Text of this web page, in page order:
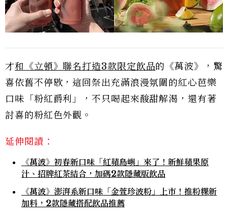
才和《立頓》聯名打造3款限定飲品的《萬波》，驚
喜依舊不停歇，這回祭出充滿浪漫氛圍的紅心芭樂
口味「粉紅爵利」，不只喝起來酸甜解渴，還有著
討喜的粉紅色外觀。
延伸閱讀：
《萬波》初春新口味「紅蘋島嶼」來了！新鮮蘋果原
汁、招牌紅茶結合，加碼2款隱藏版飲品
《萬波》澎湃系新口味「金萱珍波粉」上市！推粉粿新
加料，2款隱藏搭配飲品推薦